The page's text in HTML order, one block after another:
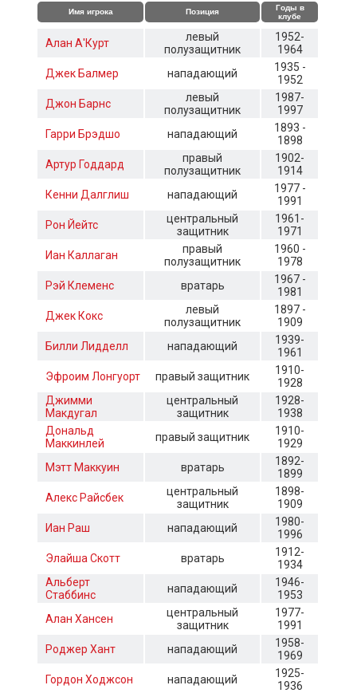
Имя игрока Позиция
Годы в
клубе
Алан А'Курт
левый
полузащитник
1952-
1964
Джек Балмер
нападающий
1935 -
1952
Джон Барнс
левый
полузащитник
1987-
1997
Гарри Брэдшо
нападающий
1893 -
1898
Артур Годдард
правый
полузащитник
1902-
1914
Кенни Далглиш
нападающий
1977 -
1991
Рон Йейтс
центральный
защитник
1961-
1971
Иан Каллаган
правый
полузащитник
1960 -
1978
Рэй Клеменс
вратарь
1967 -
1981
Джек Кокс
левый
полузащитник
1897 -
1909
Билли Лидделл
нападающий
1939-
1961
Эфроим Лонгуорт
правый защитник
1910-
1928
Джимми
Макдугал
центральный
защитник
1928-
1938
Дональд
Маккинлей
правый защитник
1910-
1929
Мэтт Маккуин
вратарь
1892-
1899
Алекс Райсбек
центральный
защитник
1898-
1909
Иан Раш
нападающий
1980-
1996
Элайша Скотт
вратарь
1912-
1934
Альберт
Стаббинс
нападающий
1946-
1953
Алан Хансен
центральный
защитник
1977-
1991
Роджер Хант
нападающий
1958-
1969
Гордон Ходжсон
нападающий
1925-
1936